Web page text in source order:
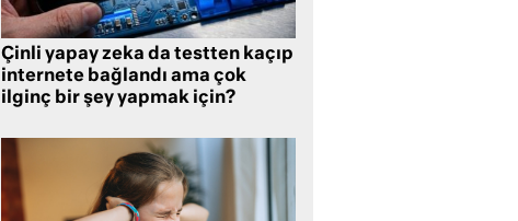
Çinli yapay zeka da testten kaçıp
internete bağlandı ama çok
ilginç bir şey yapmak için?